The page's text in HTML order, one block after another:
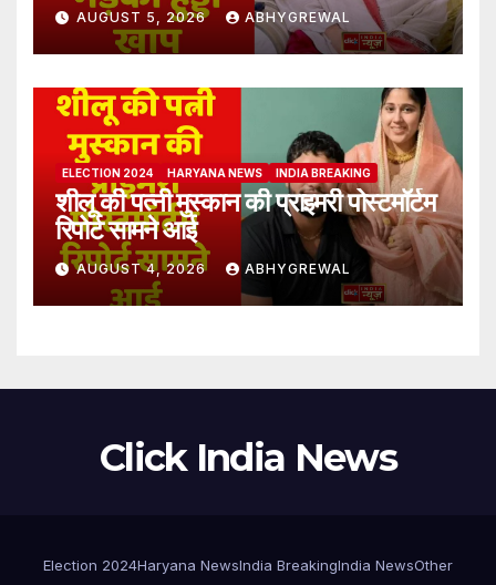
AUGUST 5, 2026 ABHYGREWAL
ELECTION 2024 HARYANA NEWS INDIA BREAKING
शीलू की पत्नी मुस्कान की प्राइमरी पोस्टमॉर्टम
रिपोर्ट सामने आई
AUGUST 4, 2026 ABHYGREWAL
Click India News
Election 2024Haryana NewsIndia BreakingIndia NewsOther